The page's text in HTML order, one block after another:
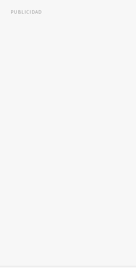
PUBLICIDAD